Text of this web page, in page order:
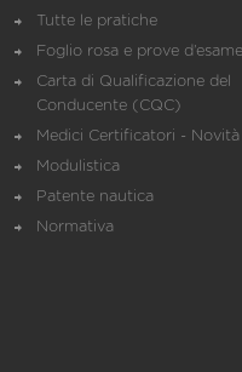
Tutte le pratiche
Foglio rosa e prove d’esame
Carta di Qualificazione del
Conducente (CQC)
Medici Certificatori - Novità
Modulistica
Patente nautica
Normativa